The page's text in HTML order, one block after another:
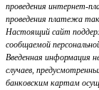
проведения интернет-
проведения платежа
Настоящий сайт
сообщаемой
Введенная информация
случаев,
банковским картам